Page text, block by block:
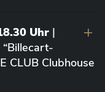
Uhr |
CLUB Clubhouse